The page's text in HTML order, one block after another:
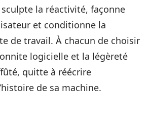
la réactivité, façonne
et conditionne la
de travail. À chacun de choisir
logicielle et la légèreté
quitte à réécrire
de sa machine.